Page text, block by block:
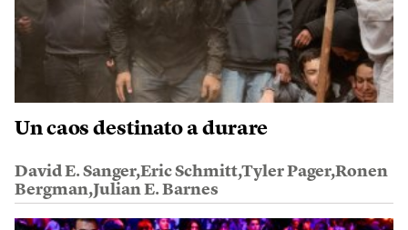
Un caos destinato a durare
David E. Sanger,Eric Schmitt,Tyler Pager,Ronen
Bergman,Julian E. Barnes